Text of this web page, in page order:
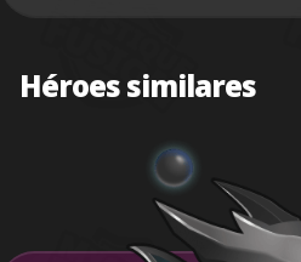
Héroes similares